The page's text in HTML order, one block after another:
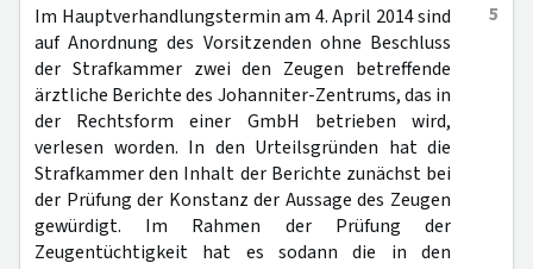
5
Im Hauptverhandlungstermin am 4. April 2014 sind
auf Anordnung des Vorsitzenden ohne Beschluss
der Strafkammer zwei den Zeugen betreffende
ärztliche Berichte des Johanniter-Zentrums, das in
der Rechtsform einer GmbH betrieben wird,
verlesen worden. In den Urteilsgründen hat die
Strafkammer den Inhalt der Berichte zunächst bei
der Prüfung der Konstanz der Aussage des Zeugen
gewürdigt. Im Rahmen der Prüfung der
Zeugentüchtigkeit hat es sodann die in den